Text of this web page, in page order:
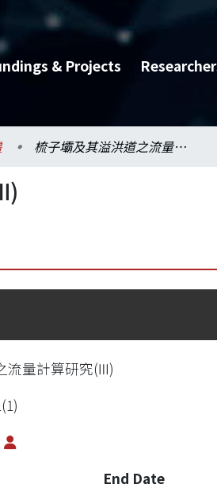
& Projects
梳子壩及其溢洪道之流量計算研究(Ⅲ)
流量計算研究(Ⅲ)
End Date